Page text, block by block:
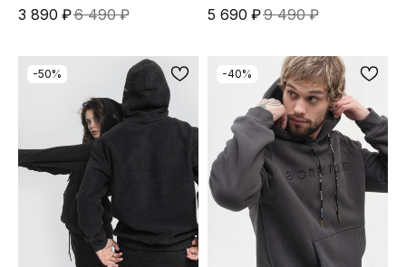
3 890 ₽6 490 ₽ 5 690 ₽9 490 ₽
-50% -40%